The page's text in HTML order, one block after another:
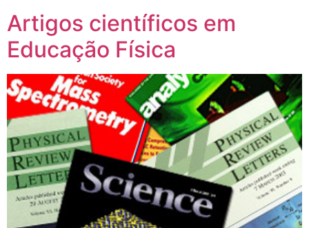
Artigos científicos em
Educação Física